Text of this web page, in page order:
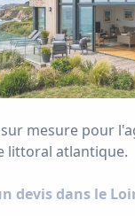
mesure pour
littoral atlantique.
devis dans le